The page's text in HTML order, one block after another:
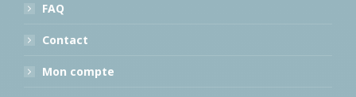
FAQ
Contact
Mon compte